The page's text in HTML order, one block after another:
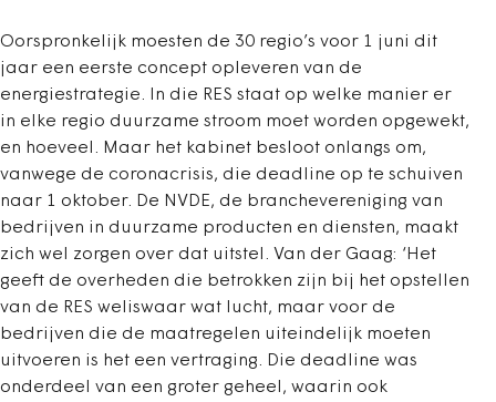
Oorspronkelijk moesten de 30 regio’s voor 1 juni dit
jaar een eerste concept opleveren van de
energiestrategie. In die RES staat op welke manier er
in elke regio duurzame stroom moet worden opgewekt,
en hoeveel. Maar het kabinet besloot onlangs om,
vanwege de coronacrisis, die deadline op te schuiven
naar 1 oktober. De NVDE, de branchevereniging van
bedrijven in duurzame producten en diensten, maakt
zich wel zorgen over dat uitstel. Van der Gaag: ‘Het
geeft de overheden die betrokken zijn bij het opstellen
van de RES weliswaar wat lucht, maar voor de
bedrijven die de maatregelen uiteindelijk moeten
uitvoeren is het een vertraging. Die deadline was
onderdeel van een groter geheel, waarin ook